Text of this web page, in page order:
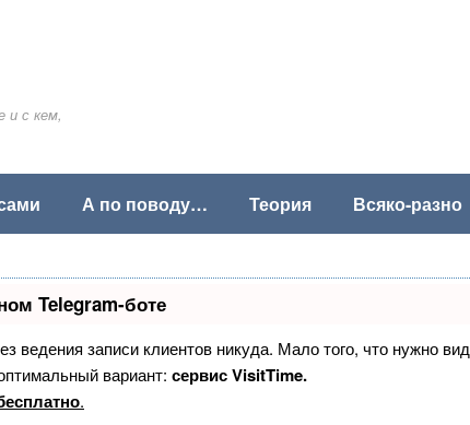
и с кем,
А по поводу… Теория Всяко-разно
Telegram-боте
ведения записи клиентов никуда. Мало того, что нужно
вариант: сервис VisitTime.
.